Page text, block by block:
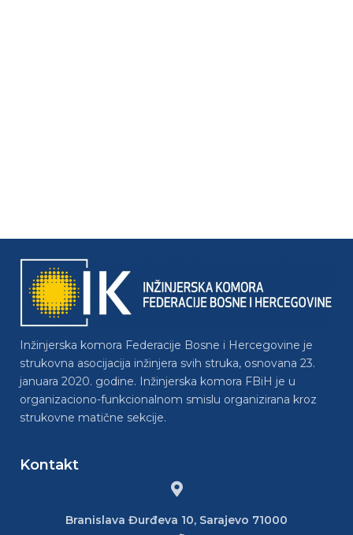
Inžinjerska komora Federacije Bosne i Hercegovine je
strukovna asocijacija inžinjera svih struka, osnovana 23.
januara 2020. godine. Inžinjerska komora FBiH je u
organizaciono-funkcionalnom smislu organizirana kroz
strukovne matične sekcije.
Kontakt
Branislava Đurđeva 10, Sarajevo 71000